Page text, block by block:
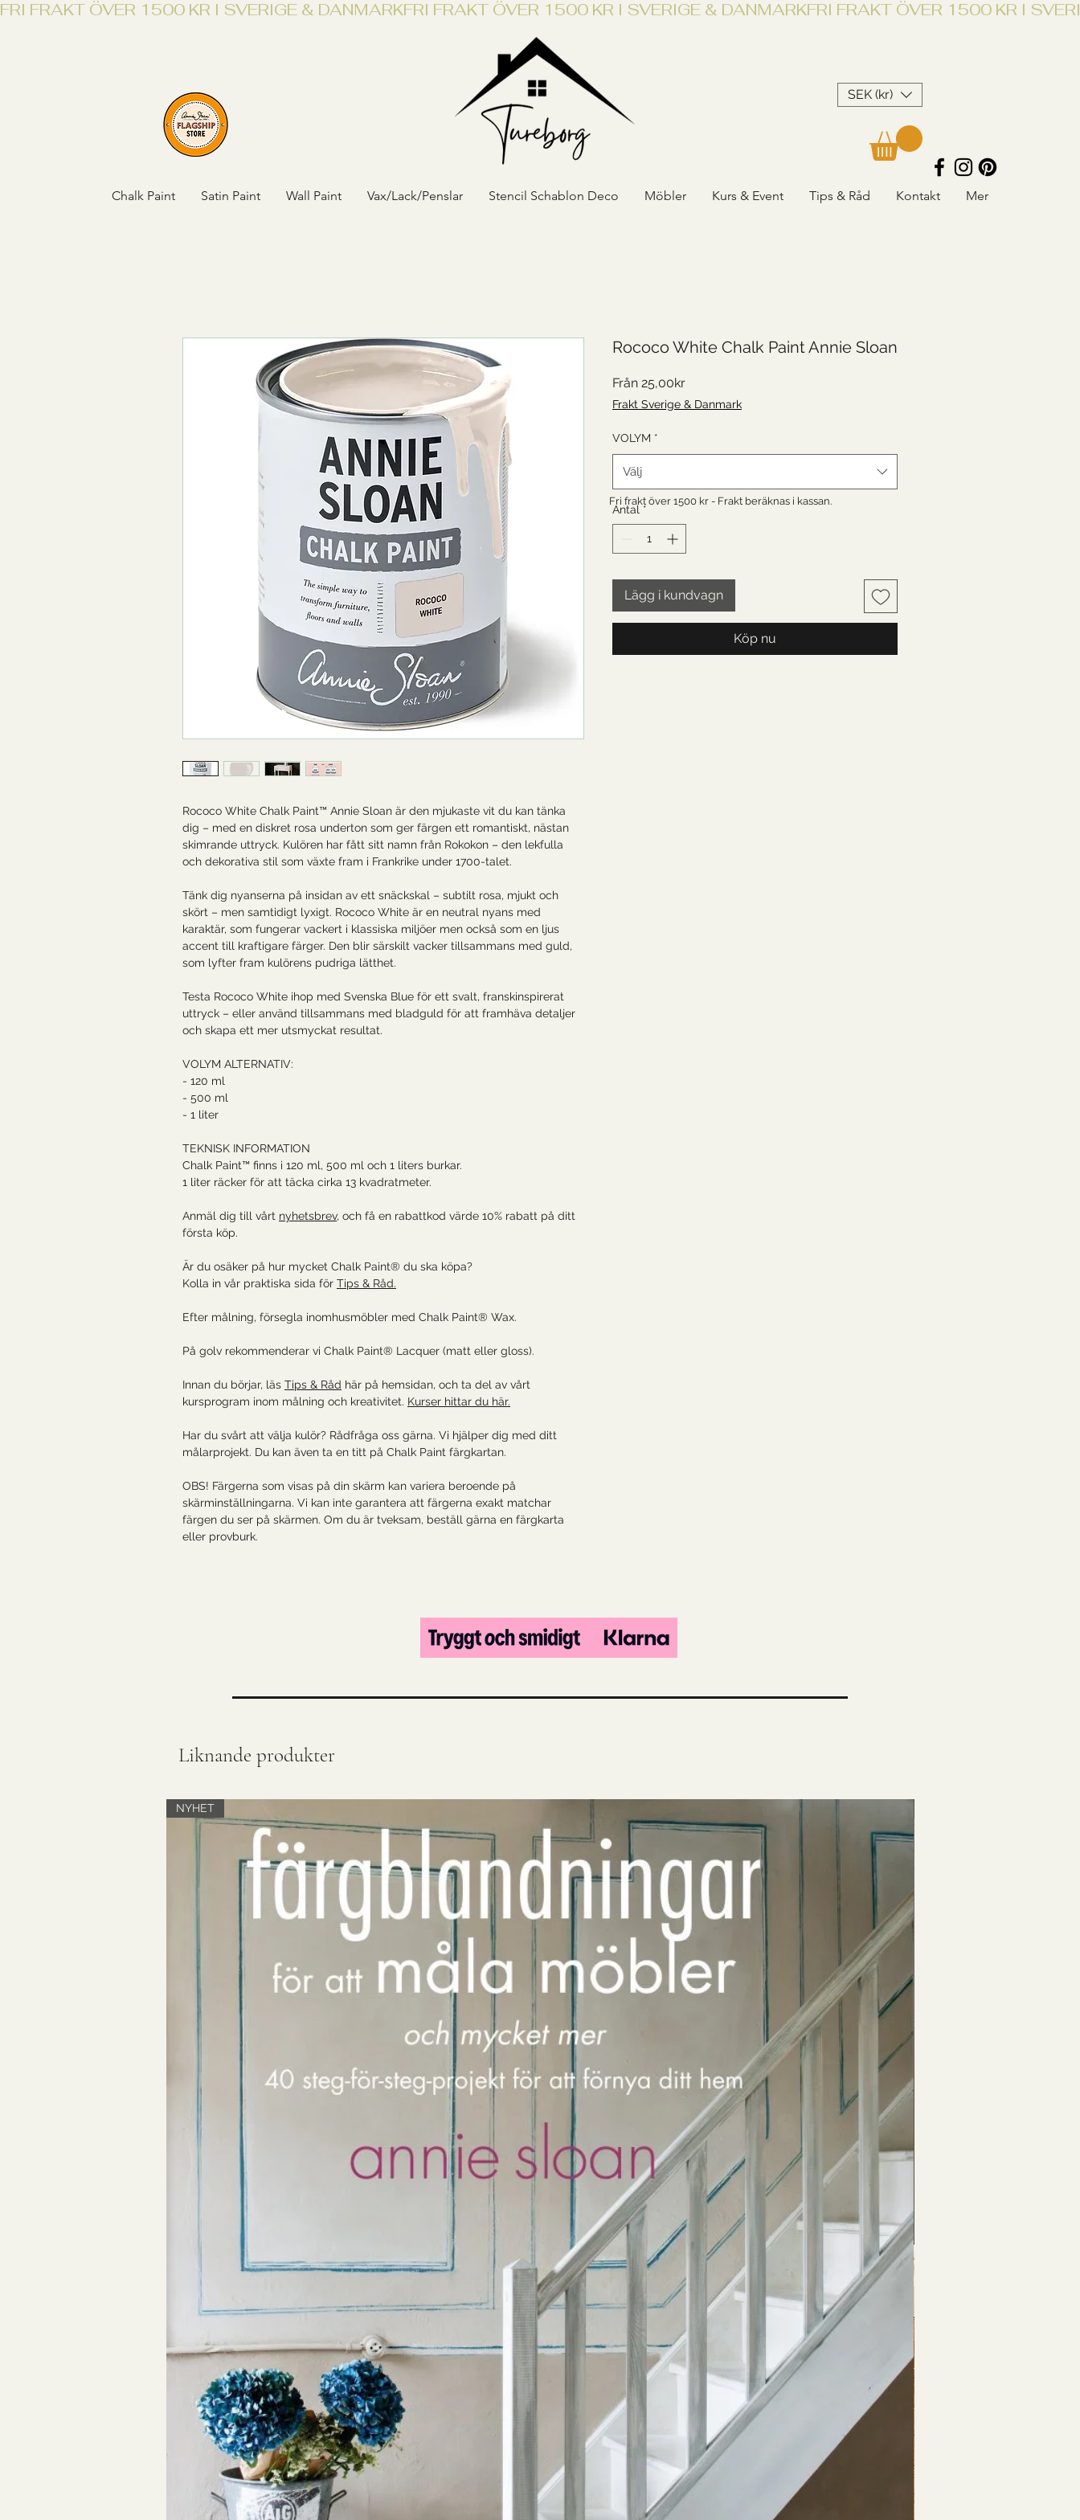
FRI FRAKT ÖVER 1500 KR I SVERIGE & DANMARK
SEK (kr)
Chalk Paint Satin Paint Wall Paint Vax/Lack/Penslar Stencil Schablon Deco Möbler Kurs & Event Tips & Råd Kontakt Mer
Rococo White Chalk Paint™ Annie Sloan är den mjukaste vit du kan tänka
dig – med en diskret rosa underton som ger färgen ett romantiskt, nästan
skimrande uttryck. Kulören har fått sitt namn från Rokokon – den lekfulla
och dekorativa stil som växte fram i Frankrike under 1700-talet.
Tänk dig nyanserna på insidan av ett snäckskal – subtilt rosa, mjukt och
skört – men samtidigt lyxigt. Rococo White är en neutral nyans med
karaktär, som fungerar vackert i klassiska miljöer men också som en ljus
accent till kraftigare färger. Den blir särskilt vacker tillsammans med guld,
som lyfter fram kulörens pudriga lätthet.
Testa Rococo White ihop med Svenska Blue för ett svalt, franskinspirerat
uttryck – eller använd tillsammans med bladguld för att framhäva detaljer
och skapa ett mer utsmyckat resultat.
VOLYM ALTERNATIV:
- 120 ml
- 500 ml
- 1 liter
TEKNISK INFORMATION
Chalk Paint™ finns i 120 ml, 500 ml och 1 liters burkar.
1 liter räcker för att täcka cirka 13 kvadratmeter.
Anmäl dig till vårt nyhetsbrev, och få en rabattkod värde 10% rabatt på ditt
första köp.
Är du osäker på hur mycket Chalk Paint® du ska köpa?
Kolla in vår praktiska sida för Tips & Råd.
Efter målning, försegla inomhusmöbler med Chalk Paint® Wax.
På golv rekommenderar vi Chalk Paint® Lacquer (matt eller gloss).
Innan du börjar, läs Tips & Råd här på hemsidan, och ta del av vårt
kursprogram inom målning och kreativitet. Kurser hittar du här.
Har du svårt att välja kulör? Rådfråga oss gärna. Vi hjälper dig med ditt
målarprojekt. Du kan även ta en titt på Chalk Paint färgkartan.
OBS! Färgerna som visas på din skärm kan variera beroende på
skärminställningarna. Vi kan inte garantera att färgerna exakt matchar
färgen du ser på skärmen. Om du är tveksam, beställ gärna en färgkarta
eller provburk.
Rococo White Chalk Paint Annie Sloan
Från 25,00krReapris
Frakt Sverige & Danmark
VOLYM *
Välj
Antal *
Lägg i kundvagn
Köp nu
Fri frakt över 1500 kr - Frakt beräknas i kassan.
Liknande produkter
NYHET